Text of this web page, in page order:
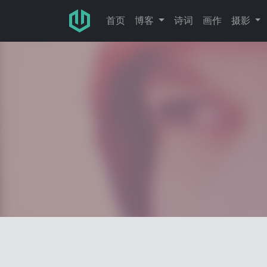
首页
博客 诗词 画作 摄影